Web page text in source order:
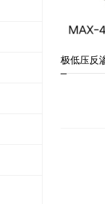
极低压反